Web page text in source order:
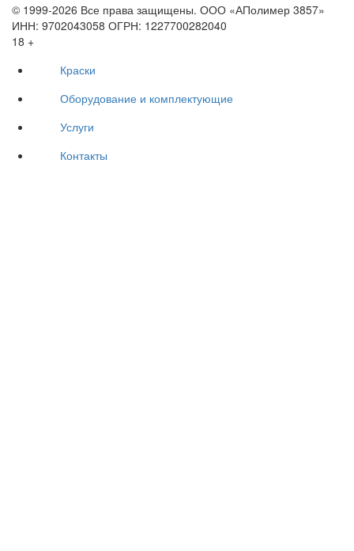
© 1999-2026 Все права защищены. ООО «АПолимер 3857»
ИНН: 9702043058 ОГРН: 1227700282040
18 +
Краски
Оборудование и комплектующие
Услуги
Контакты